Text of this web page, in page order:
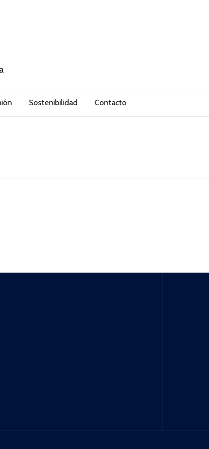
Sostenibilidad Contacto